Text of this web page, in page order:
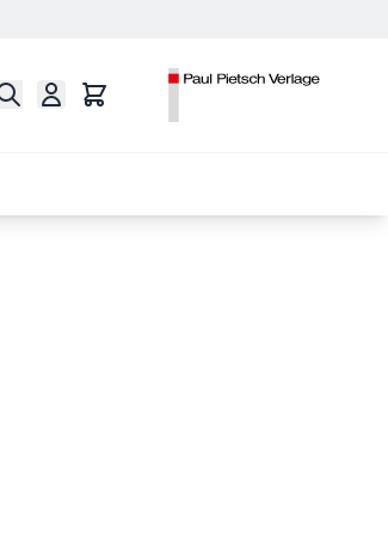
Suche Warenkorb